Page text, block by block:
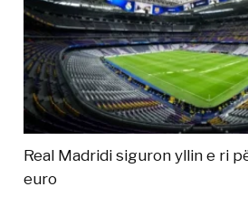
Real Madridi siguron yllin e ri
euro